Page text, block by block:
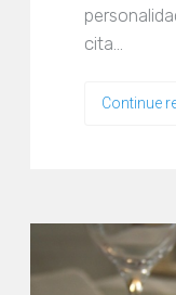
cita…
Continue